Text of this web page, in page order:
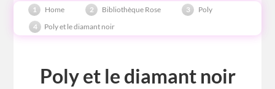
Home Bibliothèque Rose
Poly
Poly et le diamant noir
Poly et le diamant noir